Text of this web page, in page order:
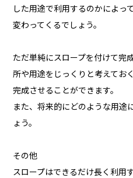
した用途で利用するのかによっ
変わってくるでしょう。
ただ単純にスロープを付けて完
所や用途をじっくりと考えてお
完成させることができます。
また、将来的にどのような用途
ょう。
その他
スロープはできるだけ長く利用